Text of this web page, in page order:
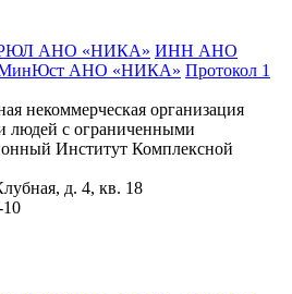
АНО «НИКА» ИНН АНО
МинЮст АНО «НИКА» Протокол 1
организация
людей с ограниченными
Институт Комплексной
д. 4, кв. 18